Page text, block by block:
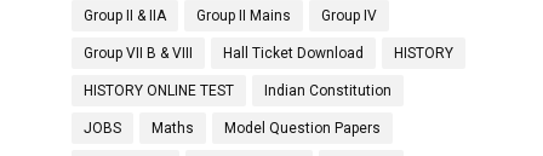
Group II & IIA Group II Mains Group IV
Group VII B & VIII Hall Ticket Download HISTORY
HISTORY ONLINE TEST Indian Constitution
JOBS Maths Model Question Papers